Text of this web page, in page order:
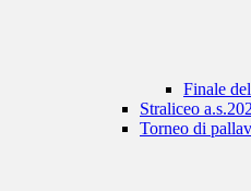
Finale
Straliceo
Torneo di